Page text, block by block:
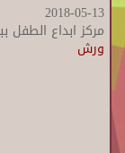
2018-05-13
مركز ابداع الطفل
ورش